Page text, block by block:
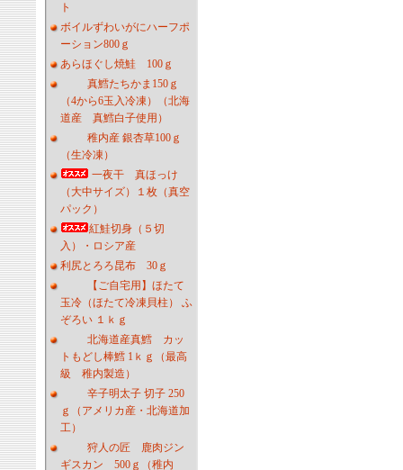
ト
ボイルずわいがにハーフポ
ーション800ｇ
あらほぐし焼鮭 100ｇ
真鱈たちかま150ｇ
（4から6玉入冷凍）（北海
道産 真鱈白子使用）
稚内産 銀杏草100ｇ
（生冷凍）
一夜干 真ほっけ
（大中サイズ）１枚（真空
パック）
紅鮭切身（５切
入）・ロシア産
利尻とろろ昆布 30ｇ
【ご自宅用】ほたて
玉冷（ほたて冷凍貝柱） ふ
ぞろい １ｋｇ
北海道産真鱈 カッ
トもどし棒鱈 1ｋｇ（最高
級 稚内製造）
辛子明太子 切子 250
ｇ（アメリカ産・北海道加
工）
狩人の匠 鹿肉ジン
ギスカン 500ｇ（稚内